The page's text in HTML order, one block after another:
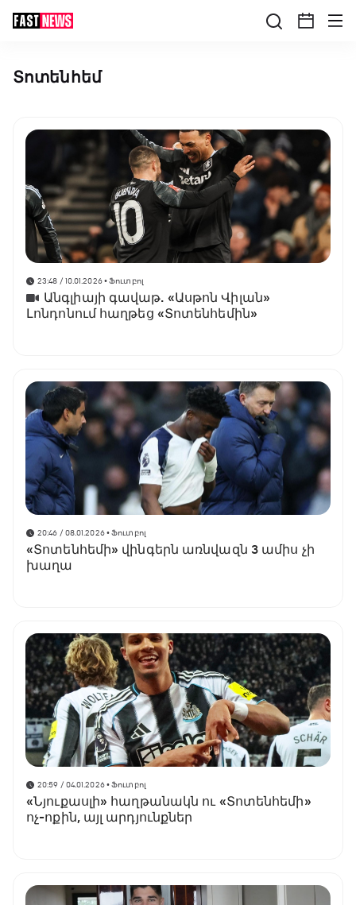
Տոտենհեմ
23:48 / 10.01.2026• Ֆուտբոլ
Անգլիայի գավաթ. «Ասթոն Վիլան»
Լոնդոնում հաղթեց «Տոտենհեմին»
20:46 / 08.01.2026• Ֆուտբոլ
«Տոտենհեմի» վինգերն առնվազն 3 ամիս չի
խաղա
20:59 / 04.01.2026• Ֆուտբոլ
«Նյուքասլի» հաղթանակն ու «Տոտենհեմի»
ոչ-ոքին, այլ արդյունքներ